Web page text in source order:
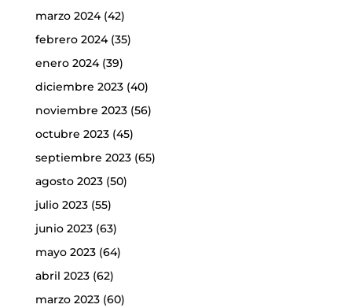
marzo 2024(42)
febrero 2024(35)
enero 2024(39)
diciembre 2023(40)
noviembre 2023(56)
octubre 2023(45)
septiembre 2023(65)
agosto 2023(50)
julio 2023(55)
junio 2023(63)
mayo 2023(64)
abril 2023(62)
marzo 2023(60)